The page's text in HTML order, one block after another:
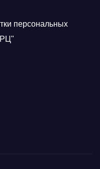
персональных